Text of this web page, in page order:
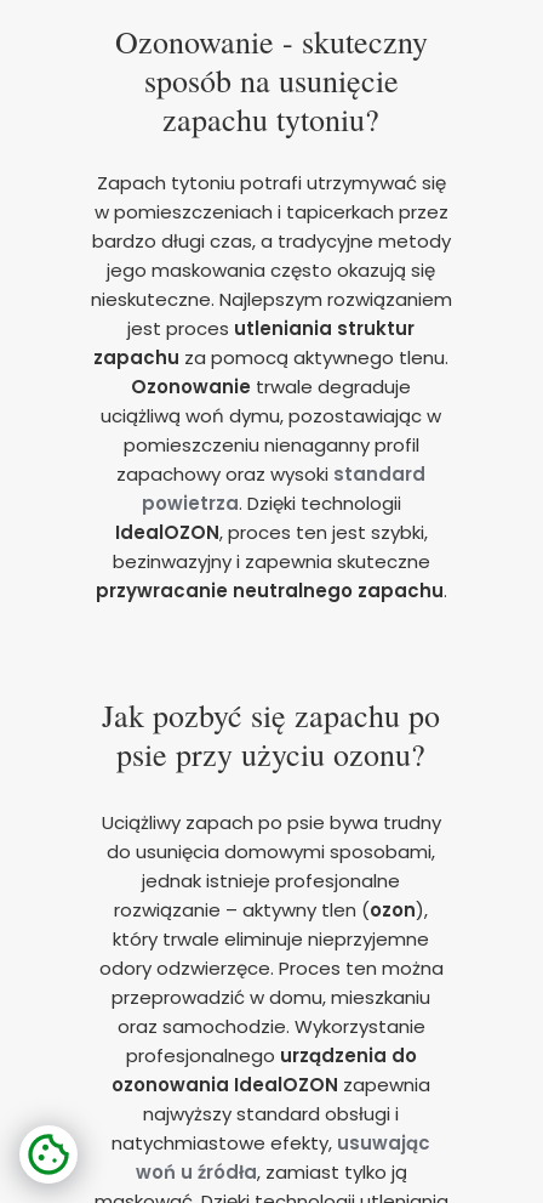
Ozonowanie - skuteczny
sposób na usunięcie
zapachu tytoniu?
Zapach tytoniu potrafi utrzymywać się
w pomieszczeniach i tapicerkach przez
bardzo długi czas, a tradycyjne metody
jego maskowania często okazują się
nieskuteczne. Najlepszym rozwiązaniem
jest proces utleniania struktur
zapachu za pomocą aktywnego tlenu.
Ozonowanie trwale degraduje
uciążliwą woń dymu, pozostawiając w
pomieszczeniu nienaganny profil
zapachowy oraz wysoki standard
powietrza. Dzięki technologii
IdealOZON, proces ten jest szybki,
bezinwazyjny i zapewnia skuteczne
przywracanie neutralnego zapachu.
Jak pozbyć się zapachu po
psie przy użyciu ozonu?
Uciążliwy zapach po psie bywa trudny
do usunięcia domowymi sposobami,
jednak istnieje profesjonalne
rozwiązanie – aktywny tlen (ozon),
który trwale eliminuje nieprzyjemne
odory odzwierzęce. Proces ten można
przeprowadzić w domu, mieszkaniu
oraz samochodzie. Wykorzystanie
profesjonalnego urządzenia do
ozonowania IdealOZON zapewnia
najwyższy standard obsługi i
natychmiastowe efekty, usuwając
woń u źródła, zamiast tylko ją